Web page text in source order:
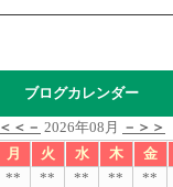
ブログカレンダー
＜＜－ 2026年08月
－＞＞
月 火 水 木 金
** ** ** ** **